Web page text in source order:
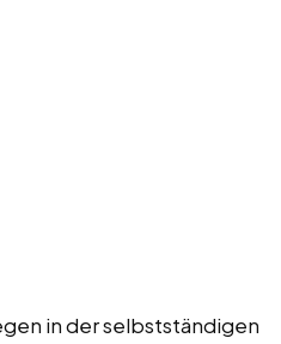
in der selbstständigen